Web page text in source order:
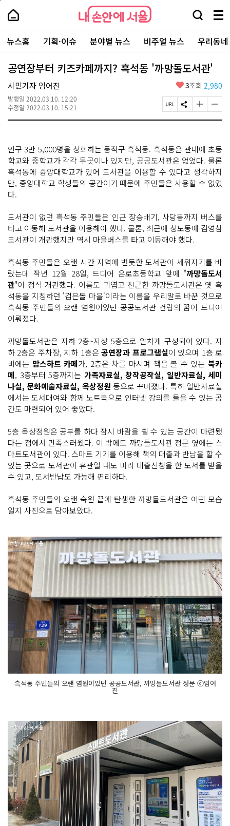
본
로
가
내
손
안
에
서
울
-
서
울
시
대
표
소
털
내
손
에
울
검
창
열
기
메
뉴
전
체
보
주
요
서
뉴스홈 기획·이슈 분야별 뉴스 비주얼 뉴스 우리동
공연장부터 키즈카페까지? 흑석동 '까망돌도서관'
시민기자 임어진
발행일 2022.03.10. 12:20
수정일 2022.03.10. 15:21
좋
요
3조회 2,980
페
이
L
복
사
S
N
유
하
기
글
자
크
게
변
경
하
기
글
자
게
변
경
하
기
인구 3만 5,000명을 상회하는 동작구 흑석동. 흑석동은 관내에 초등
학교와 중학교가 각각 두곳이나 있지만, 공공도서관은 없었다. 물론
흑석동에 중앙대학교가 있어 도서관을 이용할 수 있다고 생각하지
만, 중앙대학교 학생들의 공간이기 때문에 주민들은 사용할 수 없었
다.
도서관이 없던 흑석동 주민들은 인근 장승배기, 사당동까지 버스를
타고 이동해 도서관을 이용해야 했다. 물론, 최근에 상도동에 김영삼
도서관이 개관했지만 역시 마을버스를 타고 이동해야 했다.
흑석동 주민들은 오랜 시간 지역에 번듯한 도서관이 세워지기를 바
랐는데 작년 12월 28일, 드디어 은로초등학교 앞에 '까망돌도서
관'이 정식 개관했다. 이름도 귀엽고 친근한 까망돌도서관은 옛 흑
석동을 지칭하던 '검은돌 마을'이라는 이름을 우리말로 바꾼 것으로
흑석동 주민들의 오랜 염원이었던 공공도서관 건립의 꿈이 드디어
이뤄졌다.
까망돌도서관은 지하 2층~지상 5층으로 알차게 구성되어 있다. 지
하 2층은 주차장, 지하 1층은공연장과 프로그램실이 있으며 1층 로
비에는 맘스하트 카페가, 2층은 차를 마시며 책을 볼 수 있는북카
페, 3층부터 5층까지는 가족자료실, 창작공작실, 일반자료실, 세미
나실, 문화예술자료실, 옥상정원 등으로 꾸며졌다. 특히 일반자료실
에서는 도서대여와 함께 노트북으로 인터넷 강의를 들을 수 있는 공
간도 마련되어 있어 좋았다.
5층 옥상정원은 공부를 하다 잠시 바람을 쐴 수 있는 공간이 마련됐
다는 점에서 만족스러웠다. 이 밖에도 까망돌도서관 정문 옆에는 스
마트도서관이 있다. 스마트 기기를 이용해 책의 대출과 반납을 할 수
있는 곳으로 도서관이 휴관일 때도 미리 대출신청을 한 도서를 받을
수 있고, 도서반납도 가능해 편리하다.
흑석동 주민들의 오랜 숙원 끝에 탄생한 까망돌도서관은 어떤 모습
일지 사진으로 담아보았다.
흑석동 주민들의 오랜 염원이었던 공공도서관, 까망돌도서관 정문 ⓒ임어
진
페
상
단
로